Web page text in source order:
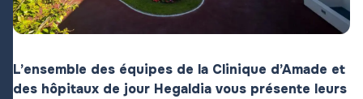
L’ensemble des équipes de la Clinique d’Amade et
des hôpitaux de jour Hegaldia vous présente leurs